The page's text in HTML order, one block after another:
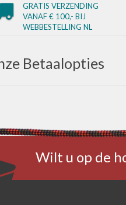
GRATIS VERZENDING
VANAF € 100,- BIJ
WEBBESTELLING NL
Betaalopties
Wilt u op de